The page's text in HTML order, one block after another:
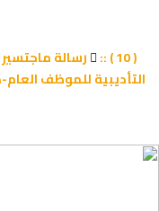
رسالة ماجتسير
التأديبية للموظف العام-